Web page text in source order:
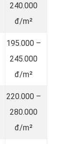
240.000
đ/m²
195.000 –
245.000
đ/m²
220.000 –
280.000
đ/m²